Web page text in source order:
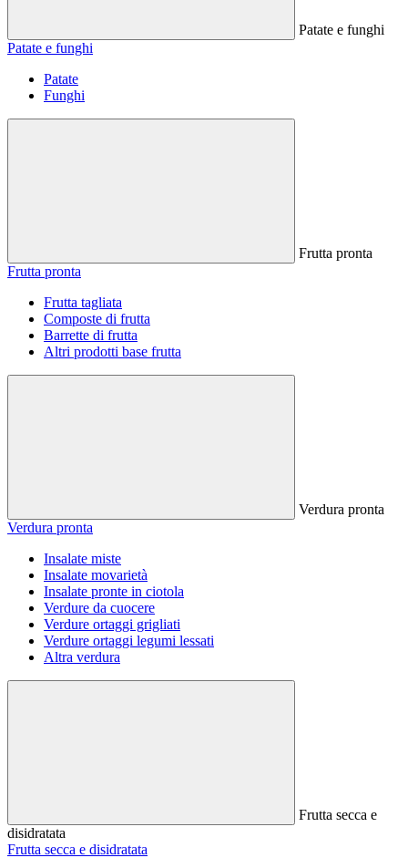
Patate e funghi
Patate e funghi
Patate
Funghi
Frutta pronta
Frutta pronta
Frutta tagliata
Composte di frutta
Barrette di frutta
Altri prodotti base frutta
Verdura pronta
Verdura pronta
Insalate miste
Insalate movarietà
Insalate pronte in ciotola
Verdure da cuocere
Verdure ortaggi grigliati
Verdure ortaggi legumi lessati
Altra verdura
Frutta secca e
disidratata
Frutta secca e disidratata